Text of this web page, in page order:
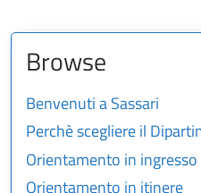
Browse
Benvenuti a Sassari
Perchè scegliere il
Orientamento in ingresso
Orientamento in itinere